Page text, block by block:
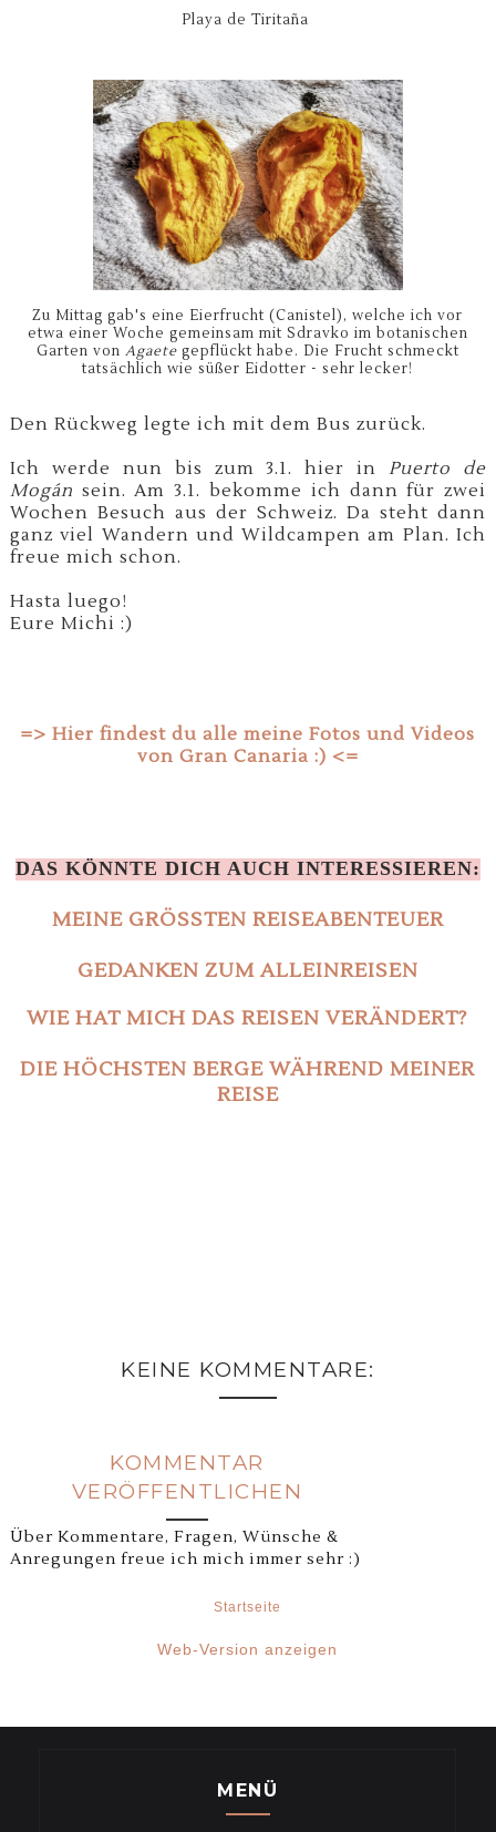
Playa de Tiritaña
Zu Mittag gab's eine Eierfrucht (Canistel), welche ich vor
etwa einer Woche gemeinsam mit Sdravko im botanischen
Garten von Agaetegepflückt habe. Die Frucht schmeckt
tatsächlich wie süßer Eidotter - sehr lecker!
Den Rückweg legte ich mit dem Bus zurück.
Ich werde nun bis zum 3.1. hier inPuerto de
Mogán sein. Am 3.1. bekomme ich dann für zwei
Wochen Besuch aus der Schweiz. Da steht dann
ganz viel Wandern und Wildcampen am Plan. Ich
freue mich schon.
Hasta luego!
Eure Michi :)
=> Hier findest du alle meine Fotos und Videos
von Gran Canaria :) <=
DAS KÖNNTE DICH AUCH INTERESSIEREN:
MEINE GRÖSSTEN REISEABENTEUER
GEDANKEN ZUM ALLEINREISEN
WIE HAT MICH DAS REISEN VERÄNDERT?
DIE HÖCHSTEN BERGE WÄHREND MEINER
REISE
KEINE KOMMENTARE:
KOMMENTAR
VERÖFFENTLICHEN
Über Kommentare, Fragen, Wünsche &
Anregungen freue ich mich immer sehr :)
Startseite
Web-Version anzeigen
MENÜ